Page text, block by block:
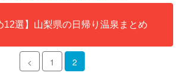
12選】山梨県の日帰り温泉まとめ
< 1 2